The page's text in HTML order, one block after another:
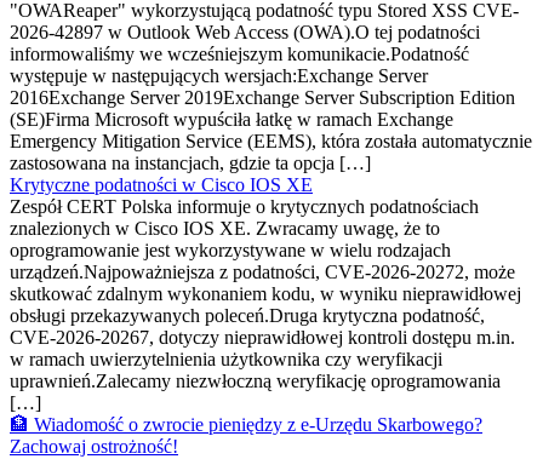
"OWAReaper" wykorzystującą podatność typu Stored XSS CVE-
2026-42897 w Outlook Web Access (OWA).O tej podatności
informowaliśmy we wcześniejszym komunikacie.Podatność
występuje w następujących wersjach:Exchange Server
2016Exchange Server 2019Exchange Server Subscription Edition
(SE)Firma Microsoft wypuściła łatkę w ramach Exchange
Emergency Mitigation Service (EEMS), która została automatycznie
zastosowana na instancjach, gdzie ta opcja […]
Krytyczne podatności w Cisco IOS XE
Zespół CERT Polska informuje o krytycznych podatnościach
znalezionych w Cisco IOS XE. Zwracamy uwagę, że to
oprogramowanie jest wykorzystywane w wielu rodzajach
urządzeń.Najpoważniejsza z podatności, CVE-2026-20272, może
skutkować zdalnym wykonaniem kodu, w wyniku nieprawidłowej
obsługi przekazywanych poleceń.Druga krytyczna podatność,
CVE-2026-20267, dotyczy nieprawidłowej kontroli dostępu m.in.
w ramach uwierzytelnienia użytkownika czy weryfikacji
uprawnień.Zalecamy niezwłoczną weryfikację oprogramowania
[…]
🏦 Wiadomość o zwrocie pieniędzy z e-Urzędu Skarbowego?
Zachowaj ostrożność!